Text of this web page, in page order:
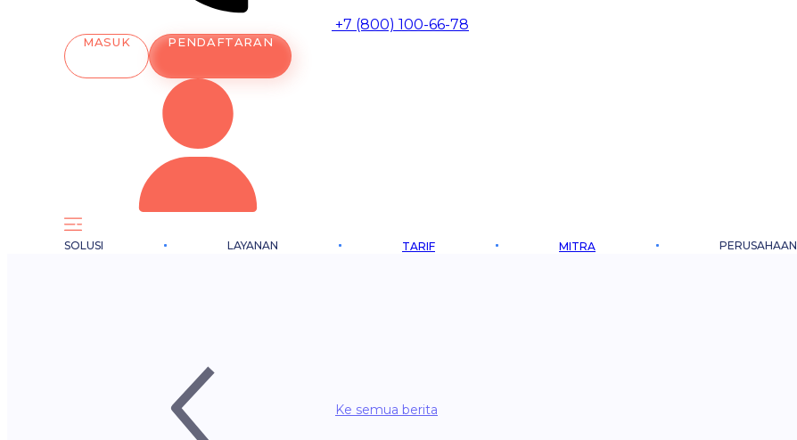
+7 (800) 100-66-78
MASUK PENDAFTARAN
SOLUSI LAYANAN TARIF MITRA PERUSAHAAN
Ke semua berita